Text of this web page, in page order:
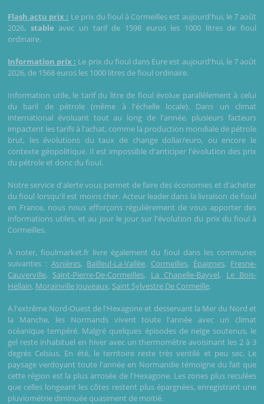
Flash actu prix : Le prix du fioul à Cormeilles est aujourd'hui, le 7 août
2026, stable avec un tarif de 1598 euros les 1000 litres de fioul
ordinaire.
Information prix : Le prix du fioul dans Eure est aujourd'hui, le 7 août
2026, de 1568 euros les 1000 litres de fioul ordinaire.
Information utile, le tarif du litre de fioul évolue parallèlement à celui
du baril de pétrole (même à l'échelle locale). Dans un climat
international évoluant tout au long de l'année, plusieurs facteurs
impactent les tarifs à l'achat, comme la production mondiale de pétrole
brut, les évolutions du taux de change dollar/euro, ou encore le
contexte géopolitique. Il est impossible d'anticiper l'évolution des prix
du pétrole et donc du fioul.
Notre service d'alerte vous permet de faire des économies et d'acheter
du fioul lorsqu'il est moins cher. Acteur leader dans la livraison de fioul
en France, nous nous efforçons régulièrement de vous apporter des
informations utiles, et au jour le jour sur l'évolution du prix du fioul à
Cormeilles.
À noter, fioulmarket.fr livre également du fioul dans les communes
suivantes : Asnières, Bailleul-La-Vallée, Cormeilles, Épaignes, Fresne-
Cauverville, Saint-Pierre-De-Cormeilles, La Chapelle-Bayvel, Le Bois-
Hellain, Morainville Jouveaux, Saint Sylvestre De Cormeille.
A l'extrême Nord-Ouest de l'Hexagone et desservant la Mer du Nord et
la Manche, les Normands vivent toute l'année avec un climat
océanique tempéré. Malgré quelques épisodes de neige soutenus, le
gel reste inhabituel en hiver avec un thermomètre avoisinant les 2 à 3
degrés Celsius. En été, le territoire reste très ventilé et peu sec. Le
paysage verdoyant toute l'année en Normandie témoigne du fait que
cette région est la plus arrosée de l'Hexagone. Les zones plus reculées
que celles longeant les côtes restent plus épargnées, enregistrant une
pluviométrie diminuée quasiment de moitié.